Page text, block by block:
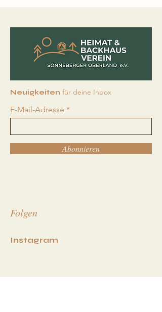
Gedanken zum
Monatsspruch Juli
Neuigkeiten für deine Inbox
E-Mail-Adresse
Abonnieren
Folgen
Instagram